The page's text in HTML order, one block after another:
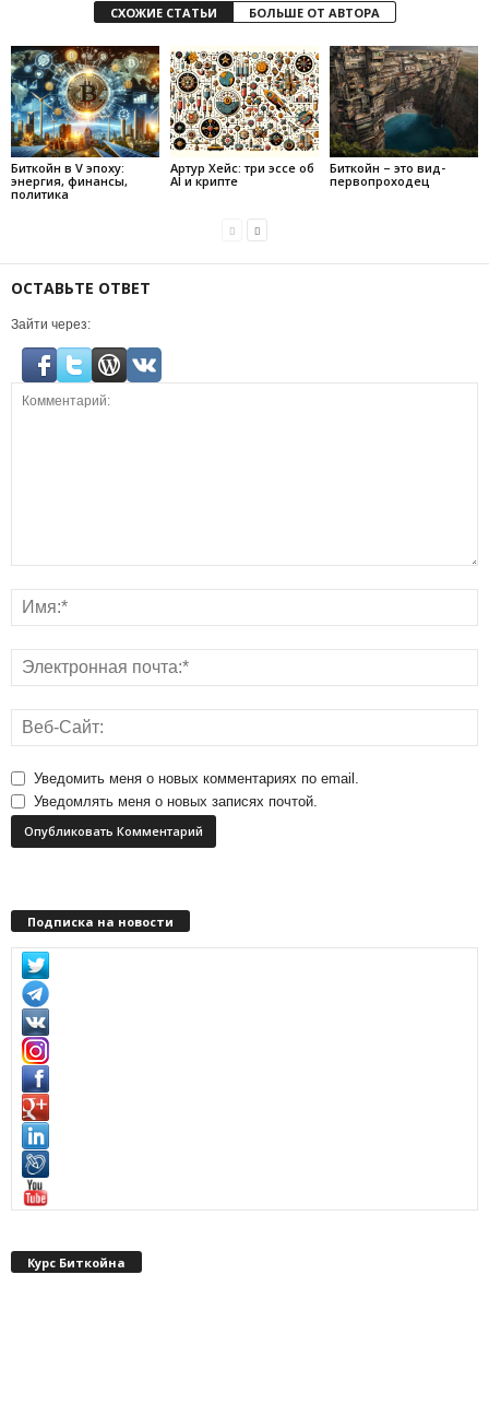
СХОЖИЕ СТАТЬИ БОЛЬШЕ ОТ АВТОРА
Биткойн в V эпоху:
энергия, финансы,
политика
Артур Хейс: три эссе об
AI и крипте
Биткойн – это вид-
первопроходец
ОСТАВЬТЕ ОТВЕТ
Зайти через:
Уведомить меня о новых комментариях по email.
Уведомлять меня о новых записях почтой.
Подписка на новости
Курс Биткойна